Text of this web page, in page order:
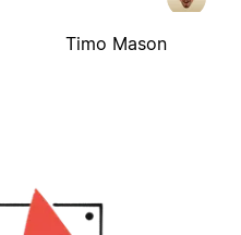
Timo Mason